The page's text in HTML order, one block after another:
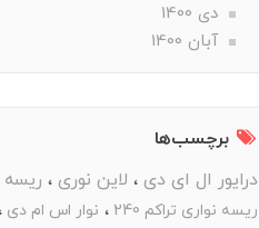
دی 1400
آبان 1400
برچسب‌ها
درایور ال ای دی لاین نوری ریسه 12 ولت
ریسه نواری تراکم 240
نوار اس ام دی